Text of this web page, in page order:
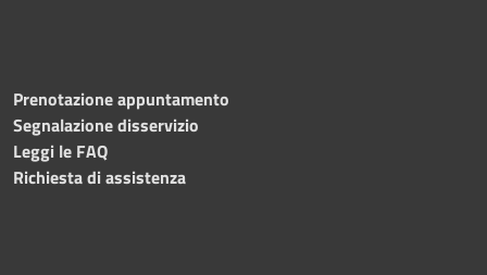
Prenotazione appuntamento
Segnalazione disservizio
Leggi le FAQ
Richiesta di assistenza